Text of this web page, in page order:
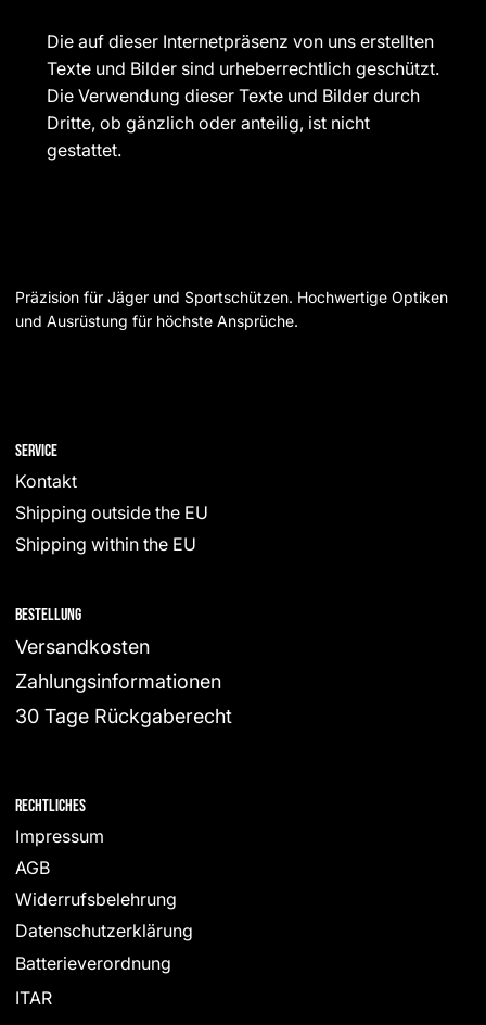
Die auf dieser Internetpräsenz von uns erstellten
Texte und Bilder sind urheberrechtlich geschützt.
Die Verwendung dieser Texte und Bilder durch
Dritte, ob gänzlich oder anteilig, ist nicht
gestattet.
Präzision für Jäger und Sportschützen. Hochwertige Optiken
und Ausrüstung für höchste Ansprüche.
Service
Kontakt
Shipping outside the EU
Shipping within the EU
Bestellung
Versandkosten
Zahlungsinformationen
30 Tage Rückgaberecht
Rechtliches
Impressum
AGB
Widerrufsbelehrung
Datenschutzerklärung
Batterieverordnung
ITAR